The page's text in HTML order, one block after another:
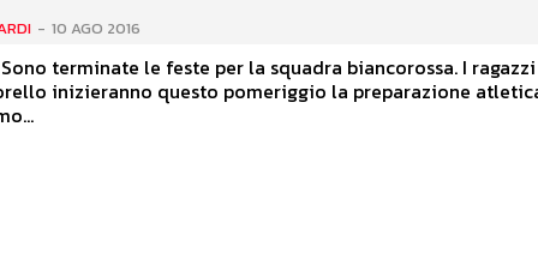
- 10 AGO 2016
terminate le feste per la squadra biancorossa. I
inizieranno questo pomeriggio la preparazione